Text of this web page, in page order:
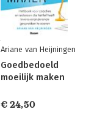
Ariane van Heijningen
Goedbedoeld
moeilijk maken
€ 24,50